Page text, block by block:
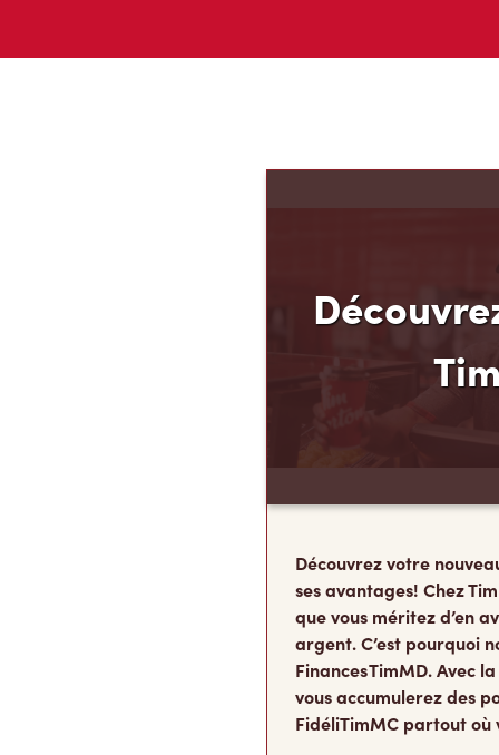
Découvrez votre